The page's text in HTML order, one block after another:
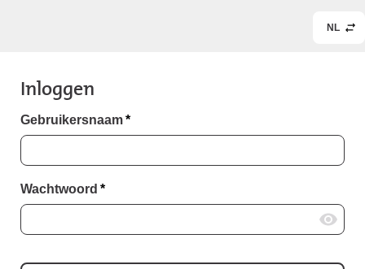
NL
Inloggen
Gebruikersnaam*
Wachtwoord *